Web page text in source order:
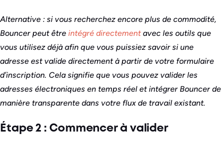
Alternative : si vous recherchez encore plus de commodité,
Bouncer peut être intégré directement avec les outils que
vous utilisez déjà afin que vous puissiez savoir si une
adresse est valide directement à partir de votre formulaire
d’inscription. Cela signifie que vous pouvez valider les
adresses électroniques en temps réel et intégrer Bouncer de
manière transparente dans votre flux de travail existant.
Étape 2 : Commencer à valider